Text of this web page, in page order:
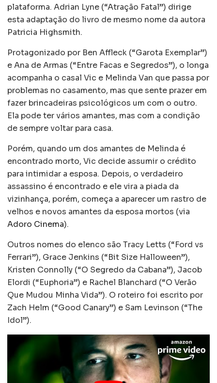
plataforma. Adrian Lyne (“Atração Fatal”) dirige
esta adaptação do livro de mesmo nome da autora
Patricia Highsmith.
Protagonizado por Ben Affleck (“Garota Exemplar”)
e Ana de Armas (“Entre Facas e Segredos”), o longa
acompanha o casal Vic e Melinda Van que passa por
problemas no casamento, mas que sente prazer em
fazer brincadeiras psicológicos um com o outro.
Ela pode ter vários amantes, mas com a condição
de sempre voltar para casa.
Porém, quando um dos amantes de Melinda é
encontrado morto, Vic decide assumir o crédito
para intimidar a esposa. Depois, o verdadeiro
assassino é encontrado e ele vira a piada da
vizinhança, porém, começa a aparecer um rastro de
velhos e novos amantes da esposa mortos (via
Adoro Cinema).
Outros nomes do elenco são Tracy Letts (“Ford vs
Ferrari”), Grace Jenkins (“Bit Size Halloween”),
Kristen Connolly (“O Segredo da Cabana”), Jacob
Elordi (“Euphoria”) e Rachel Blanchard (“O Verão
Que Mudou Minha Vida”). O roteiro foi escrito por
Zach Helm (“Good Canary”) e Sam Levinson (“The
Idol”).